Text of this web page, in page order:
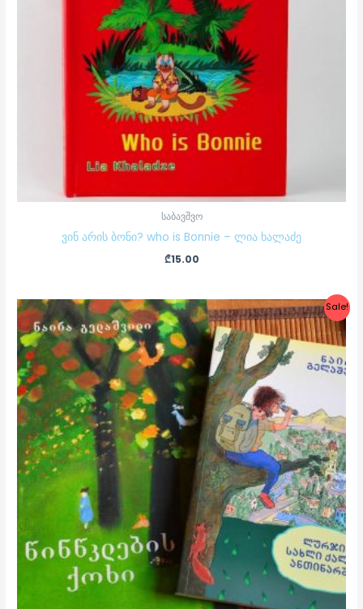
საბავშვო
ვინ არის ბონი? who is Bonnie – ლია ხალაძე
₾15.00
Sale!
Original
price
was:
₾35.00.
Current
price
is:
₾26.00.